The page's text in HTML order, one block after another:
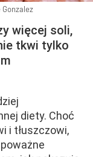
więcej soli,
tkwi tylko
diety. Choć
i tłuszczowi,